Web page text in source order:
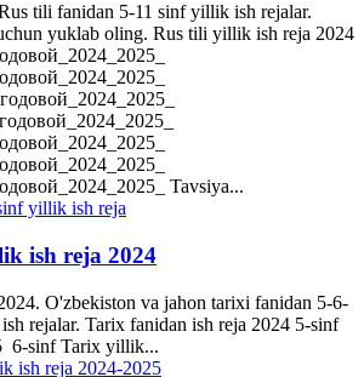
tili fanidan 5-11 sinf yillik ish rejalar.
yuklab oling. Rus tili yillik ish reja 2024
Tavsiya...
ish reja 2024
O'zbekiston va jahon tarixi fanidan 5-6-
rejalar. Tarix fanidan ish reja 2024 5-sinf
6-sinf Tarix yillik...